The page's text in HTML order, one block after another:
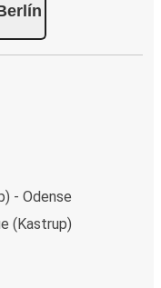
- Odense
(Kastrup)